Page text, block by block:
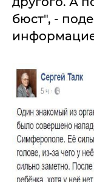
бюст", -